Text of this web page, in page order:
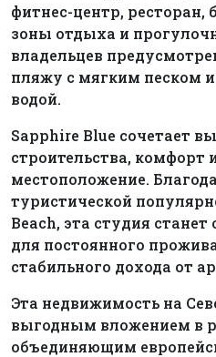
фитнес-центр, ресторан,
зоны отдыха и
владельцев
пляжу с мягким песком
водой.
Sapphire Blue сочетает
строительства, комфорт
местоположение.
туристической
Beach, эта студия
для постоянного
стабильного дохода от
Эта недвижимость на
выгодным вложением в
объединяющим